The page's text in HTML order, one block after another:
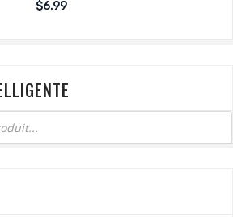
Note
sur
$6.99